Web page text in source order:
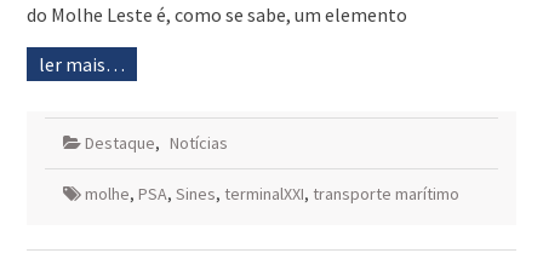
do Molhe Leste é, como se sabe, um elemento
ler mais…
Destaque, Notícias
molhe, PSA, Sines, terminalXXI, transporte marítimo